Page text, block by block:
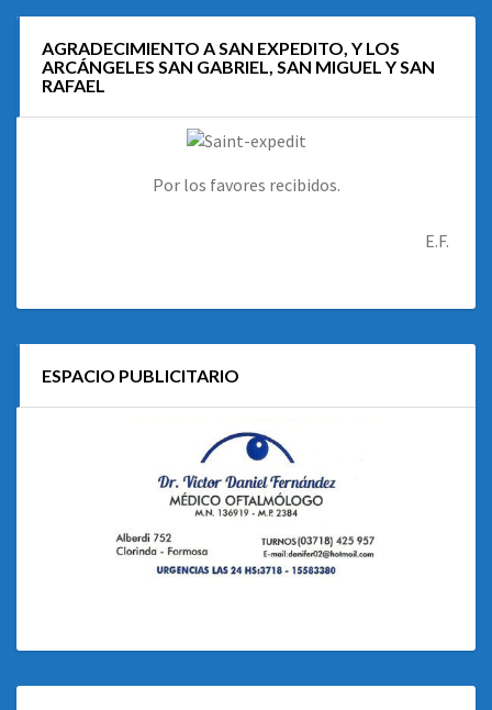
AGRADECIMIENTO A SAN EXPEDITO, Y LOS
ARCÁNGELES SAN GABRIEL, SAN MIGUEL Y SAN
RAFAEL
Por los favores recibidos.
E.F.
ESPACIO PUBLICITARIO